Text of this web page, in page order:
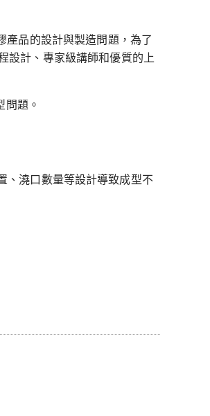
產品的設計與製造問題，為了
設計、專家級講師和優質的上
題。
、澆口數量等設計導致成型不